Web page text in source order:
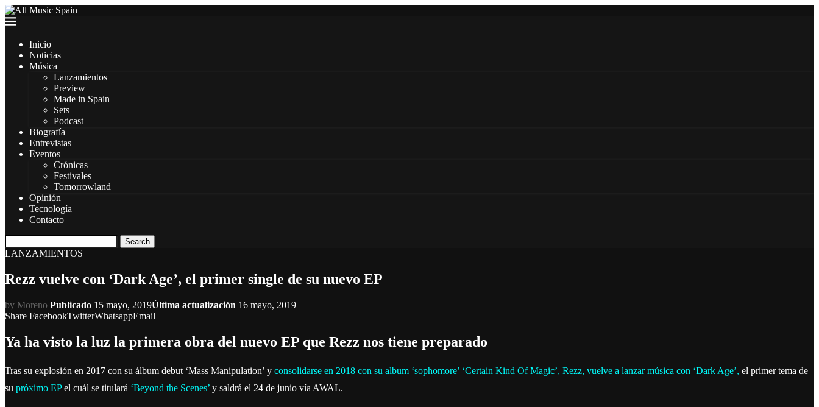
Inicio
Noticias
Música
Lanzamientos
Preview
Made in Spain
Sets
Podcast
Biografía
Entrevistas
Eventos
Crónicas
Festivales
Tomorrowland
Opinión
Tecnología
Contacto
Search
LANZAMIENTOS
Rezz vuelve con ‘Dark Age’, el primer single de su nuevo EP
by Moreno Publicado 15 mayo, 2019Última actualización 16 mayo, 2019
Share FacebookTwitterWhatsappEmail
Ya ha visto la luz la primera obra del nuevo EP que Rezz nos tiene preparado
Tras su explosión en 2017 con su álbum debut ‘Mass Manipulation’ y consolidarse en 2018 con su album ‘sophomore’ ‘Certain Kind Of Magic’, Rezz, vuelve a lanzar música con ‘Dark Age’, el primer tema de
su próximo EPel cuál se titulará ‘Beyond the Scenes’ y saldrá el 24 de junio vía AWAL.